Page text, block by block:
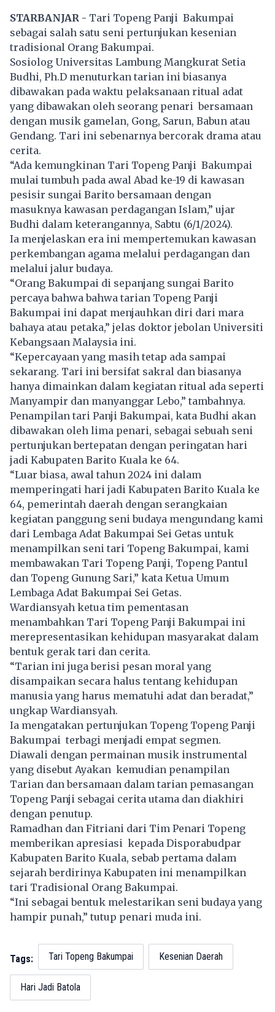
STARBANJAR - Tari Topeng Panji Bakumpai
sebagai salah satu seni pertunjukan kesenian
tradisional Orang Bakumpai.
Sosiolog Universitas Lambung Mangkurat Setia
Budhi, Ph.D menuturkan tarian ini biasanya
dibawakan pada waktu pelaksanaan ritual adat
yang dibawakan oleh seorang penari bersamaan
dengan musik gamelan, Gong, Sarun, Babun atau
Gendang. Tari ini sebenarnya bercorak drama atau
cerita.
“Ada kemungkinan Tari Topeng Panji Bakumpai
mulai tumbuh pada awal Abad ke-19 di kawasan
pesisir sungai Barito bersamaan dengan
masuknya kawasan perdagangan Islam,” ujar
Budhi dalam keterangannya, Sabtu (6/1/2024).
Ia menjelaskan era ini mempertemukan kawasan
perkembangan agama melalui perdagangan dan
melalui jalur budaya.
“Orang Bakumpai di sepanjang sungai Barito
percaya bahwa bahwa tarian Topeng Panji
Bakumpai ini dapat menjauhkan diri dari mara
bahaya atau petaka,” jelas doktor jebolan Universiti
Kebangsaan Malaysia ini.
“Kepercayaan yang masih tetap ada sampai
sekarang. Tari ini bersifat sakral dan biasanya
hanya dimainkan dalam kegiatan ritual ada seperti
Manyampir dan manyanggar Lebo,” tambahnya.
Penampilan tari Panji Bakumpai, kata Budhi akan
dibawakan oleh lima penari, sebagai sebuah seni
pertunjukan bertepatan dengan peringatan hari
jadi Kabupaten Barito Kuala ke 64.
“Luar biasa, awal tahun 2024 ini dalam
memperingati hari jadi Kabupaten Barito Kuala ke
64, pemerintah daerah dengan serangkaian
kegiatan panggung seni budaya mengundang kami
dari Lembaga Adat Bakumpai Sei Getas untuk
menampilkan seni tari Topeng Bakumpai, kami
membawakan Tari Topeng Panji, Topeng Pantul
dan Topeng Gunung Sari,” kata Ketua Umum
Lembaga Adat Bakumpai Sei Getas.
Wardiansyah ketua tim pementasan
menambahkan Tari Topeng Panji Bakumpai ini
merepresentasikan kehidupan masyarakat dalam
bentuk gerak tari dan cerita.
“Tarian ini juga berisi pesan moral yang
disampaikan secara halus tentang kehidupan
manusia yang harus mematuhi adat dan beradat,”
ungkap Wardiansyah.
Ia mengatakan pertunjukan Topeng Topeng Panji
Bakumpai terbagi menjadi empat segmen.
Diawali dengan permainan musik instrumental
yang disebut Ayakan kemudian penampilan
Tarian dan bersamaan dalam tarian pemasangan
Topeng Panji sebagai cerita utama dan diakhiri
dengan penutup.
Ramadhan dan Fitriani dari Tim Penari Topeng
memberikan apresiasi kepada Disporabudpar
Kabupaten Barito Kuala, sebab pertama dalam
sejarah berdirinya Kabupaten ini menampilkan
tari Tradisional Orang Bakumpai.
“Ini sebagai bentuk melestarikan seni budaya yang
hampir punah,” tutup penari muda ini.
Tags: Tari Topeng Bakumpai Kesenian Daerah
Hari Jadi Batola